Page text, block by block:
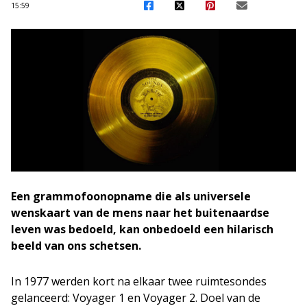
15:59
Een grammofoonopname die als universele
wenskaart van de mens naar het buitenaardse
leven was bedoeld, kan onbedoeld een hilarisch
beeld van ons schetsen.
In 1977 werden kort na elkaar twee ruimtesondes
gelanceerd: Voyager 1 en Voyager 2. Doel van de